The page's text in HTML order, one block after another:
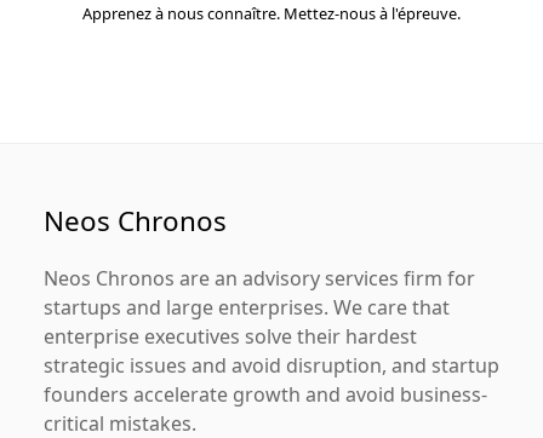
Apprenez à nous connaître. Mettez-nous à l'épreuve.
Neos Chronos
Neos Chronos are an advisory services firm for
startups and large enterprises. We care that
enterprise executives solve their hardest
strategic issues and avoid disruption, and startup
founders accelerate growth and avoid business-
critical mistakes.